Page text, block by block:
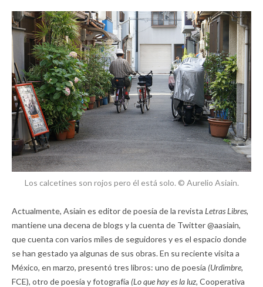
Los calcetines son rojos pero él está solo. © Aurelio Asiain.
Actualmente, Asiain es editor de poesía de la revista Letras Libres,
mantiene una decena de blogs y la cuenta de Twitter @aasiain,
que cuenta con varios miles de seguidores y es el espacio donde
se han gestado ya algunas de sus obras. En su reciente visita a
México, en marzo, presentó tres libros: uno de poesía (Urdimbre,
FCE), otro de poesía y fotografía (Lo que hay es la luz, Cooperativa